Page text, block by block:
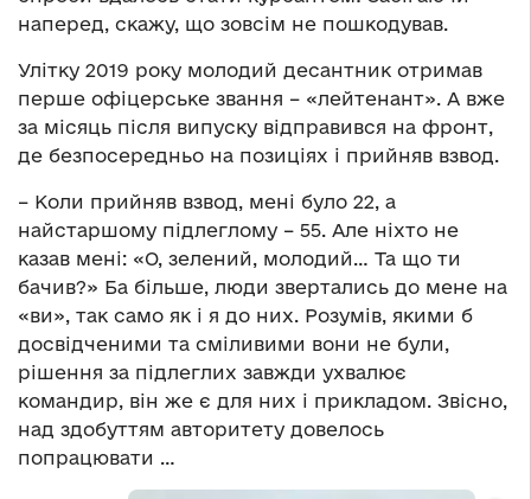
наперед, скажу, що зовсім не пошкодував.
Улітку 2019 року молодий десантник отримав
перше офіцерське звання – «лейтенант». А вже
за місяць після випуску відправився на фронт,
де безпосередньо на позиціях і прийняв взвод.
– Коли прийняв взвод, мені було 22, а
найстаршому підлеглому – 55. Але ніхто не
казав мені: «О, зелений, молодий… Та що ти
бачив?» Ба більше, люди звертались до мене на
«ви», так само як і я до них. Розумів, якими б
досвідченими та сміливими вони не були,
рішення за підлеглих завжди ухвалює
командир, він же є для них і прикладом. Звісно,
над здобуттям авторитету довелось
попрацювати …